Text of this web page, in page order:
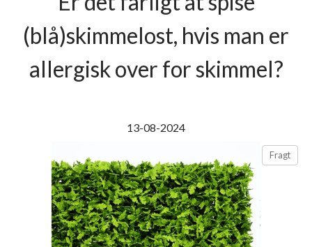
(blå)skimmelost, hvis man er
allergisk over for skimmel?
13-08-2024
Fragt